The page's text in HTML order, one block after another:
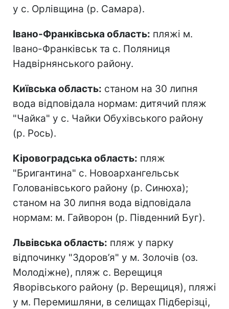
у с. Орлівщина (р. Самара).
Івано-Франківська область: пляжі м.
Івано-Франківськ та с. Поляниця
Надвірнянського району.
Київська область: станом на 30 липня
вода відповідала нормам: дитячий пляж
"Чайка" у с. Чайки Обухівського району
(р. Рось).
Кіровоградська область: пляж
"Бригантина" с. Новоархангельськ
Голованівського району (р. Синюха);
станом на 30 липня вода відповідала
нормам: м. Гайворон (р. Південний Буг).
Львівська область: пляж у парку
відпочинку "Здоров’я" у м. Золочів (оз.
Молодіжне), пляж с. Верещиця
Яворівського району (р. Верещиця), пляжі
у м. Перемишляни, в селищах Підберізці,